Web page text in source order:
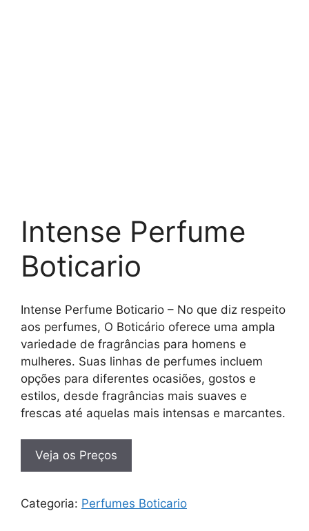
Intense Perfume
Boticario
Intense Perfume Boticario – No que diz respeito
aos perfumes, O Boticário oferece uma ampla
variedade de fragrâncias para homens e
mulheres. Suas linhas de perfumes incluem
opções para diferentes ocasiões, gostos e
estilos, desde fragrâncias mais suaves e
frescas até aquelas mais intensas e marcantes.
Veja os Preços
Categoria: Perfumes Boticario